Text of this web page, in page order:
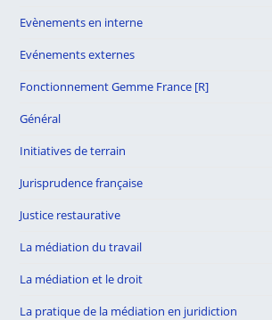
Evènements en interne
Evénements externes
Fonctionnement Gemme France [R]
Général
Initiatives de terrain
Jurisprudence française
Justice restaurative
La médiation du travail
La médiation et le droit
La pratique de la médiation en juridiction